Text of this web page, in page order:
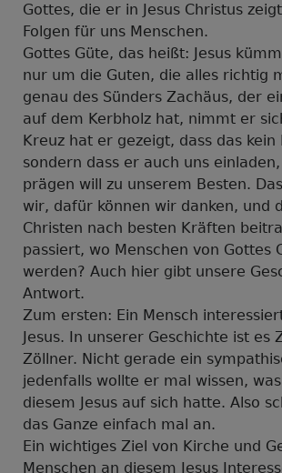
Gottes, die er in Jesus Christus
Folgen für uns Menschen.
Gottes Güte, das heißt: Jesus
nur um die Guten, die alles richtig
genau des Sünders Zachäus, der
auf dem Kerbholz hat, nimmt er
Kreuz hat er gezeigt, dass das kein
sondern dass er auch uns
prägen will zu unserem Besten.
wir, dafür können wir danken, und
Christen nach besten Kräften
passiert, wo Menschen von Gottes
werden? Auch hier gibt unsere
Antwort.
Zum ersten: Ein Mensch
Jesus. In unserer Geschichte ist es
Zöllner. Nicht gerade ein
jedenfalls wollte er mal wissen,
diesem Jesus auf sich hatte. Also
das Ganze einfach mal an.
Ein wichtiges Ziel von Kirche und
Menschen an diesem Jesus